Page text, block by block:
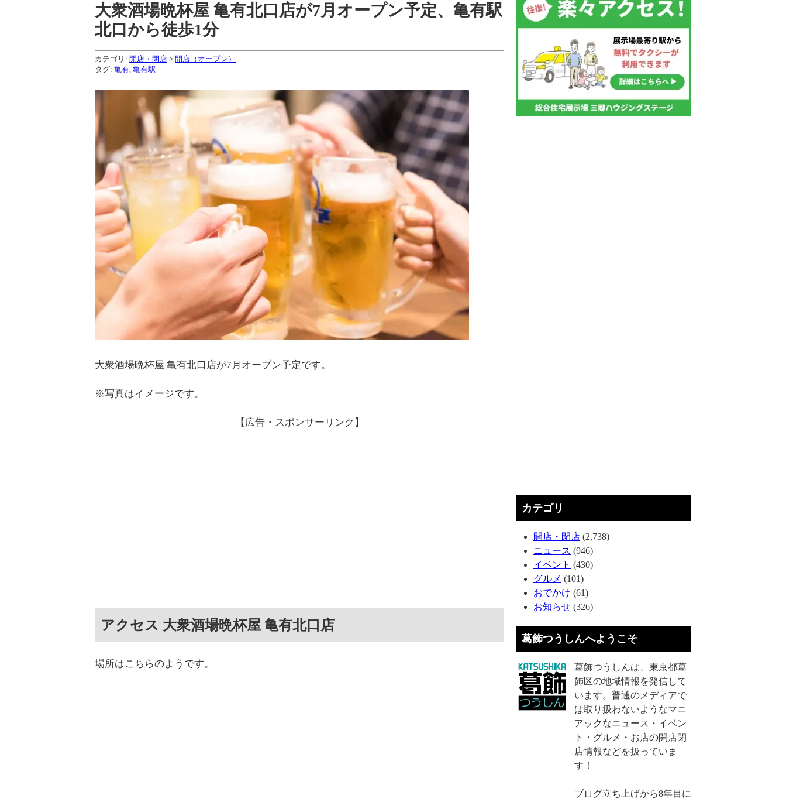
大衆酒場晩杯屋 亀有北口店が7月オープン予定、亀有駅
北口から徒歩1分
カテゴリ: 開店・閉店 > 開店（オープン）
タグ: 亀有 亀有駅
大衆酒場晩杯屋 亀有北口店が7月オープン予定です。
※写真はイメージです。
【広告・スポンサーリンク】
アクセス 大衆酒場晩杯屋 亀有北口店
場所はこちらのようです。
カテゴリ
開店・閉店 (2,738)
ニュース (946)
イベント (430)
グルメ (101)
おでかけ (61)
お知らせ (326)
葛飾つうしんへようこそ
葛飾つうしんは、東京都葛
飾区の地域情報を発信して
います。普通のメディアで
は取り扱わないようなマニ
アックなニュース・イベン
ト・グルメ・お店の開店閉
店情報などを扱っていま
す！
ブログ立ち上げから8年目に